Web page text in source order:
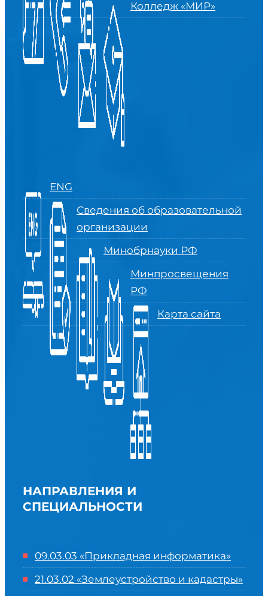
Колледж «МИР»
ENG
Сведения об образовательной
организации
Минобрнауки РФ
Минпросвещения
РФ
Карта сайта
НАПРАВЛЕНИЯ И
СПЕЦИАЛЬНОСТИ
09.03.03 «Прикладная информатика»
21.03.02 «Землеустройство и кадастры»